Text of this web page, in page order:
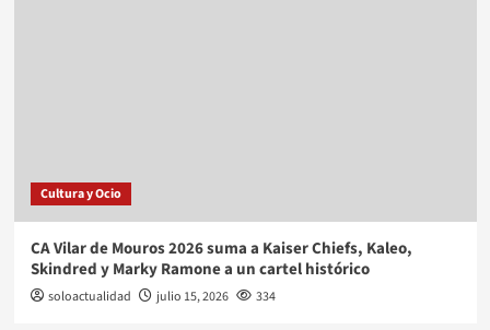
Cultura y Ocio
CA Vilar de Mouros 2026 suma a Kaiser Chiefs, Kaleo,
Skindred y Marky Ramone a un cartel histórico
soloactualidad julio 15, 2026 334